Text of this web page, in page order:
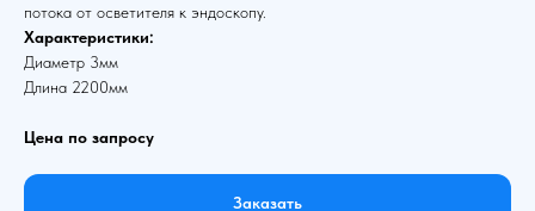
потока от осветителя к эндоскопу.
Характеристики:
Диаметр 3мм
Длина 2200мм
Цена по запросу
Заказать